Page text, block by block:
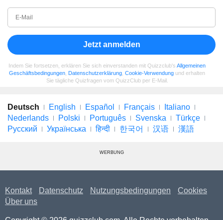
Jetzt anmelden
Indem Sie fortsetzen, erklären Sie sich einverstanden mit Quizzclub's Allgemeinen
Geschäftsbedingungen Datenschutzerklärung Cookie-Verwendung und erhalten
Sie tägliche Quizfragen vom QuizzClub per E-Mail.
Deutsch English Español Français
Italiano
Nederlands
Polski Português Svenska
Türkçe
Русский
Українська हिन्दी 한국어 汉语 漢語
WERBUNG
Kontakt Datenschutz Nutzungsbedingungen
Cookies
Über uns